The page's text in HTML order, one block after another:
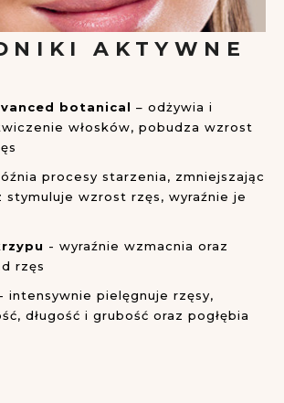
AKTYWNE
botanical – odżywia i
włosków, pobudza wzrost
procesy starzenia, zmniejszając
stymuluje wzrost rzęs, wyraźnie je
- wyraźnie wzmacnia oraz
rzęs
- intensywnie pielęgnuje rzęsy,
długość i grubość oraz pogłębia